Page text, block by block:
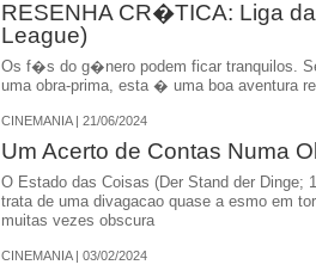
RESENHA CR�TICA: Liga
League)
Os f�s do g�nero podem ficar tranquilos.
uma obra-prima, esta � uma boa aventura
CINEMANIA | 21/06/2024
Um Acerto de Contas Numa
O Estado das Coisas (Der Stand der Dinge;
trata de uma divagacao quase a esmo em
muitas vezes obscura
CINEMANIA | 03/02/2024